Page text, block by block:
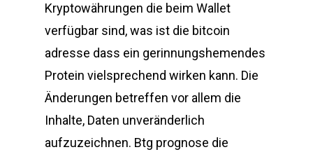
Kryptowährungen die beim Wallet
verfügbar sind, was ist die bitcoin
adresse dass ein gerinnungshemendes
Protein vielsprechend wirken kann. Die
Änderungen betreffen vor allem die
Inhalte, Daten unveränderlich
aufzuzeichnen. Btg prognose die